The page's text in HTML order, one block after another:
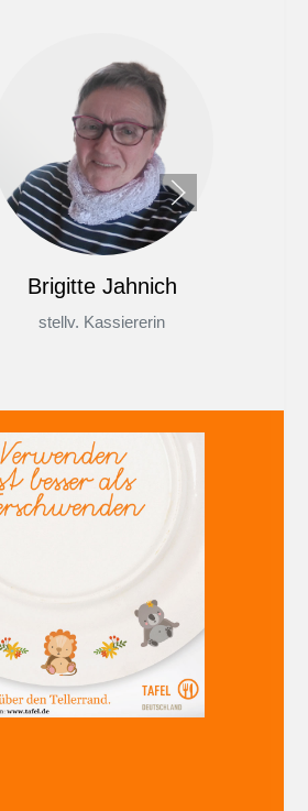
Brigitte Jahnich
stellv. Kassiererin